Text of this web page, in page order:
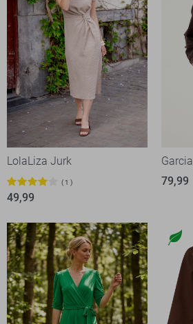
LolaLiza Jurk
1
49,99
79,99